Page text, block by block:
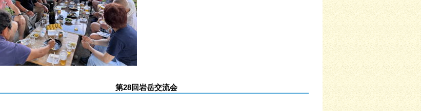
第28回岩岳交流会